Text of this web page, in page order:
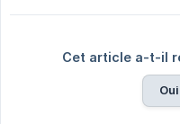
Cet article a-t-il
Oui